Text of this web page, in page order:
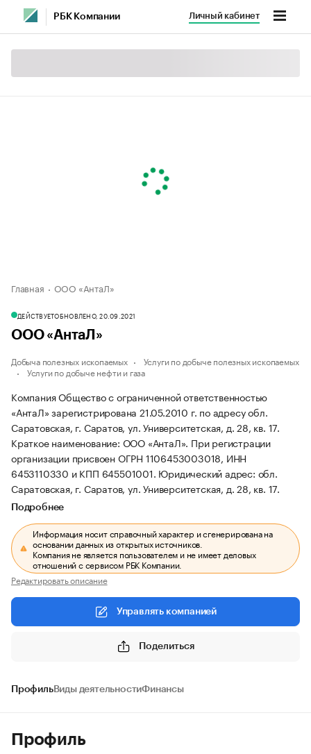
РБК Компании Личный кабинет
Главная ООО «АнтаЛ»
ДЕЙСТВУЕТОБНОВЛЕНО, 20.09.2021
ООО «АнтаЛ»
Добыча полезных ископаемых
Услуги по добыче полезных ископаемых
Услуги по добыче нефти и газа
Компания Общество с ограниченной ответственностью
«АнтаЛ» зарегистрирована 21.05.2010 г. по адресу обл.
Саратовская, г. Саратов, ул. Университетская, д. 28, кв. 17.
Краткое наименование: ООО «АнтаЛ». При регистрации
организации присвоен ОГРН 1106453003018, ИНН
6453110330 и КПП 645501001. Юридический адрес: обл.
Саратовская, г. Саратов, ул. Университетская, д. 28, кв. 17.
Подробнее
Информация носит справочный характер и сгенерирована на
основании данных из открытых источников.
Компания не является пользователем и не имеет деловых
отношений с сервисом РБК Компании.
Редактировать описание
Управлять компанией
Поделиться
ПрофильВиды деятельностиФинансы
Профиль